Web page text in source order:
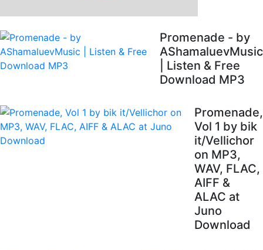
Promenade - by
AShamaluevMusic
| Listen & Free
Download MP3
Promenade,
Vol 1 by bik
it/Vellichor
on MP3,
WAV, FLAC,
AIFF &
ALAC at
Juno
Download